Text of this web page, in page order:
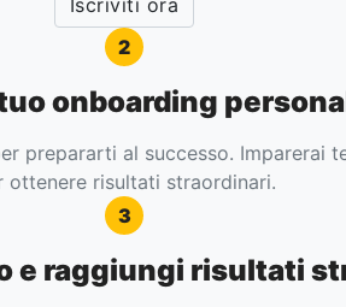
2
onboarding
prepararti al successo. Imparerai
ottenere risultati straordinari.
3
e raggiungi risultati